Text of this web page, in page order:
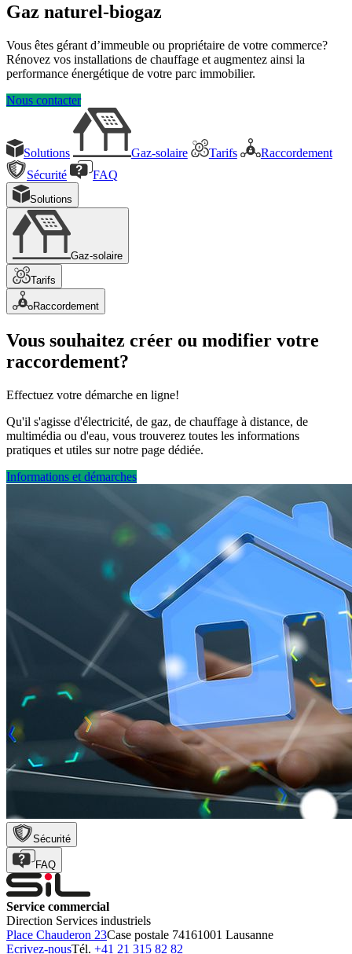
Gaz naturel-biogaz
Vous êtes gérant d’immeuble ou propriétaire de votre commerce?
Rénovez vos installations de chauffage et augmentez ainsi la
performance énergétique de votre parc immobilier.
Nous contacter
Solutions Gaz-solaire Tarifs
Raccordement
Sécurité
FAQ
Solutions
Gaz-solaire
Tarifs
Raccordement
Vous souhaitez créer ou modifier votre
raccordement?
Effectuez votre démarche en ligne!
Qu'il s'agisse d'électricité, de gaz, de chauffage à distance, de
multimédia ou d'eau, vous trouverez toutes les informations
pratiques et utiles sur notre page dédiée.
Informations et démarches
Sécurité
FAQ
Service commercial
Direction Services industriels
Place Chauderon 23Case postale 74161001 Lausanne
Ecrivez-nousTél. +41 21 315 82 82